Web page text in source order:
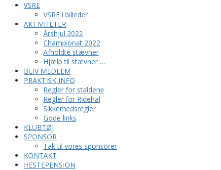
VSRE
VSRE i billeder
AKTIVITETER
Årshjul 2022
Championat 2022
Afholdte stævner
Hjælp til stævner …
BLIV MEDLEM
PRAKTISK INFO
Regler for staldene
Regler for Ridehal
Sikkerhedsregler
Gode links
KLUBTØJ
SPONSOR
Tak til vores sponsorer
KONTAKT
HESTEPENSION